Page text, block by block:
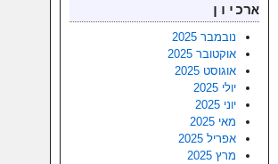
ארכיון
נובמבר 2025
אוקטובר 2025
אוגוסט 2025
יולי 2025
יוני 2025
מאי 2025
אפריל 2025
מרץ 2025